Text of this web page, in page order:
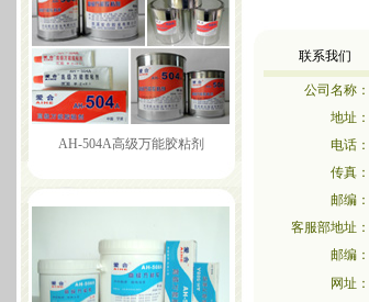
AH-504A高级万能胶粘剂
联系我们
公司名称：
地址：
电话：
传真：
邮编：
客服部地址：
邮编：
网址：